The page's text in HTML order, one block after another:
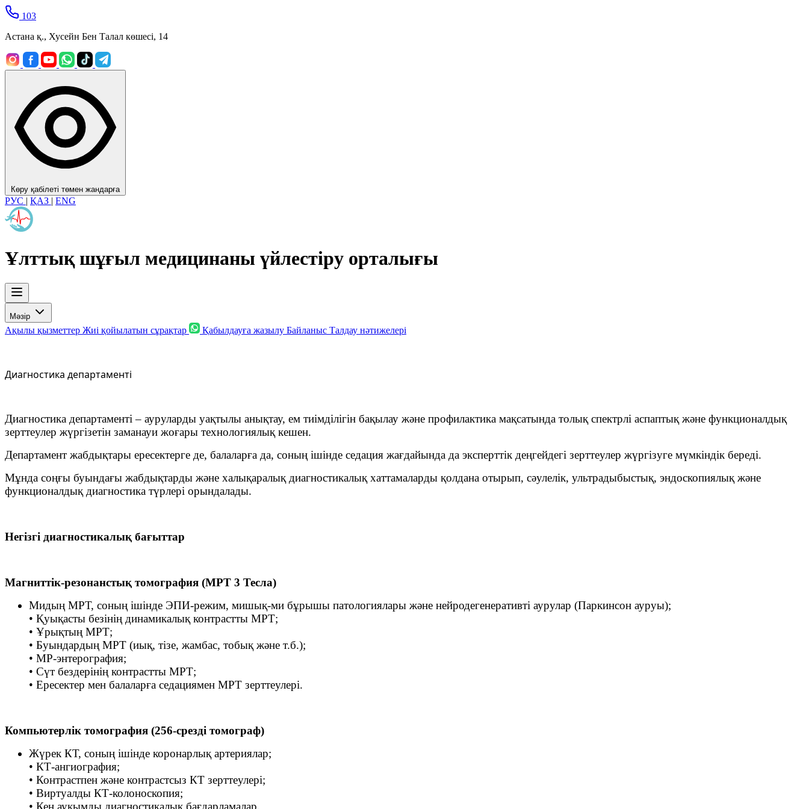
103
Астана қ., Хусейн Бен Талал көшесі, 14
Көру қабілеті төмен жандарға
РУС | ҚАЗ | ENG
Ұлттық шұғыл медицинаны үйлестіру орталығы
Мәзір
Ақылы қызметтер Жиі қойылатын сұрақтар Қабылдауға жазылу Байланыс Талдау нәтижелері
Диагностика департаменті
Диагностика департаменті – ауруларды уақтылы анықтау, ем тиімділігін бақылау және профилактика мақсатында толық спектрлі аспаптық және функционалдық
зерттеулер жүргізетін заманауи жоғары технологиялық кешен.
Департамент жабдықтары ересектерге де, балаларға да, соның ішінде седация жағдайында да эксперттік деңгейдегі зерттеулер жүргізуге мүмкіндік береді.
Мұнда соңғы буындағы жабдықтарды және халықаралық диагностикалық хаттамаларды қолдана отырып, сәулелік, ультрадыбыстық, эндоскопиялық және
функционалдық диагностика түрлері орындалады.
Негізгі диагностикалық бағыттар
Магниттік-резонанстық томография (МРТ 3 Тесла)
Мидың МРТ, соның ішінде ЭПИ-режим, мишық-ми бұрышы патологиялары және нейродегенеративті аурулар (Паркинсон ауруы);
• Қуықасты безінің динамикалық контрастты МРТ;
• Ұрықтың МРТ;
• Буындардың МРТ (иық, тізе, жамбас, тобық және т.б.);
• МР-энтерография;
• Сүт бездерінің контрастты МРТ;
• Ересектер мен балаларға седациямен МРТ зерттеулері.
Компьютерлік томография (256-срезді томограф)
Жүрек КТ, соның ішінде коронарлық артериялар;
• КТ-ангиография;
• Контрастпен және контрастсыз КТ зерттеулері;
• Виртуалды КТ-колоноскопия;